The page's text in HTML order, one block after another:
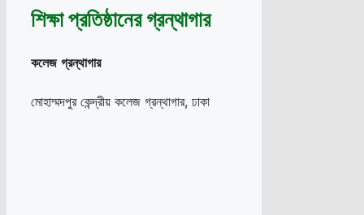
শিক্ষা প্রতিষ্ঠানের গ্রন্থাগার
কলেজ গ্রন্থাগার
মোহাম্মদপুর কেন্দ্রীয় কলেজ গ্রন্থাগার, ঢাকা